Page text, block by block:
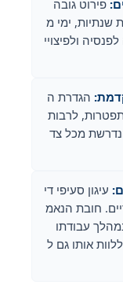
פירוט גובה
שנתיות, ימי מ
ולפיצויי
הגדרת ה
לרבות
מכל צד
עיגון סעיפי די
חובת הנאמ
עבודתו
אותו גם ל